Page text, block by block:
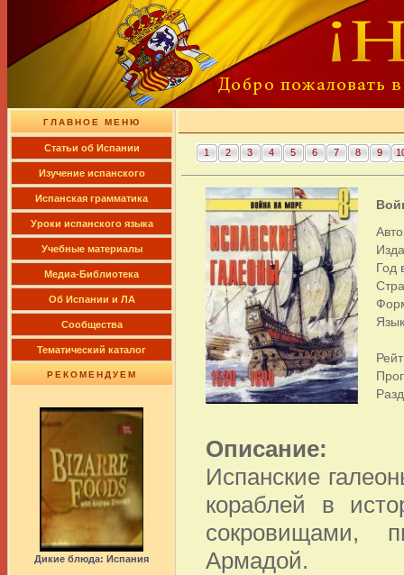
ГЛАВНОЕ МЕНЮ
Cтатьи об Испании
Изучение испанского
Испанская грамматика
Уроки испанского языка
Учебные материалы
Медиа-Библиотека
Об Испании и ЛА
Сообщества
Тематический каталог
РЕКОМЕНДУЕМ
Дикие блюда: Испания
1 2 3 4 5 6 7 8 9
Год
Описание:
Испанские
кораблей в
сокровищами,
Армадой.